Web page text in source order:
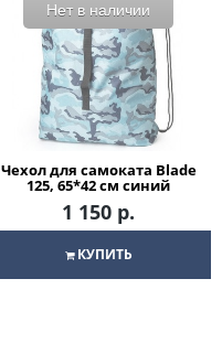
Нет в наличии
Чехол для самоката Blade
125, 65*42 см синий
1 150 р.
КУПИТЬ